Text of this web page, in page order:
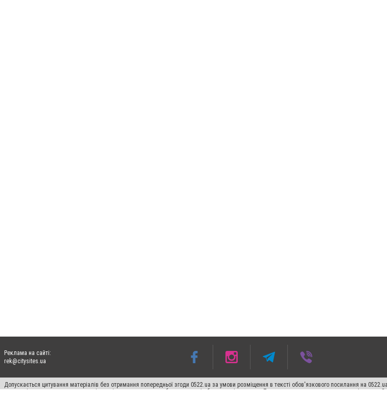
Реклама на сайті:
rek@citysites.ua
Допускається цитування матеріалів без отримання попередньої згоди 0522.ua за умови розміщення в тексті обов'язкового посилання на
систем гіперпосилання на цитовані статті не нижче другого абзацу в тексті або в якості джерела. Порушення виняткових прав переслідується